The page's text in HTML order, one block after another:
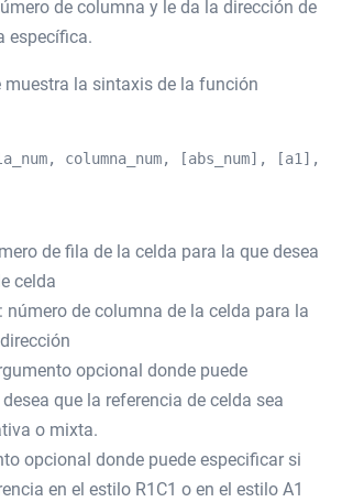
de columna y le da la dirección de
específica.
la sintaxis de la función
columna_num, [abs_num], [a1],
de fila de la celda para la que desea
celda
número de columna de la celda para la
opcional donde puede
que la referencia de celda sea
o mixta.
opcional donde puede especificar si
en el estilo R1C1 o en el estilo A1